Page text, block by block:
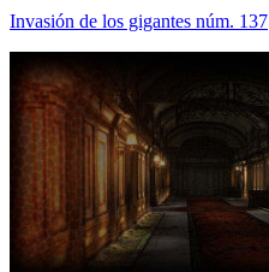
Invasión de los gigantes núm. 137